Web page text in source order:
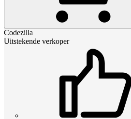
Codezilla
Uitstekende verkoper